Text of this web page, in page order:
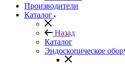
Производители
Каталог
Назад
Каталог
Эндоскопическое